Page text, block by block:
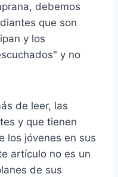
debemos
que son
y los
y no
de leer, las
y que tienen
los jóvenes en sus
artículo no es un
de sus